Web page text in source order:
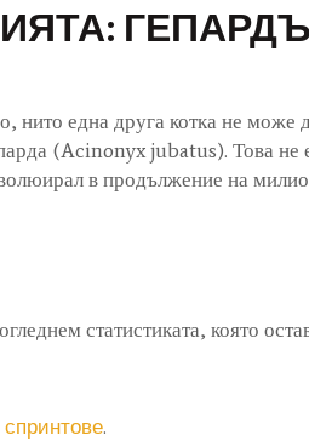
нито една друга котка не може
(Acinonyx jubatus). Това не
в продължение на
статистиката, която
спринтове.